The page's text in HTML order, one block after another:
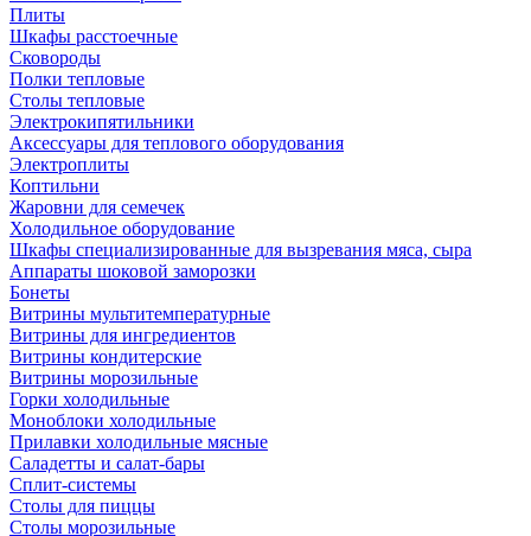
Плиты
Шкафы расстоечные
Сковороды
Полки тепловые
Столы тепловые
Электрокипятильники
Аксессуары для теплового оборудования
Электроплиты
Коптильни
Жаровни для семечек
Холодильное оборудование
Шкафы специализированные для вызревания мяса, сыра
Аппараты шоковой заморозки
Бонеты
Витрины мультитемпературные
Витрины для ингредиентов
Витрины кондитерские
Витрины морозильные
Горки холодильные
Моноблоки холодильные
Прилавки холодильные мясные
Саладетты и салат-бары
Сплит-системы
Столы для пиццы
Столы морозильные